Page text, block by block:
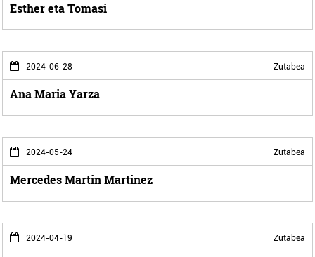
Esther eta Tomasi
2024-06-28 Zutabea
Ana Maria Yarza
2024-05-24 Zutabea
Mercedes Martin Martinez
2024-04-19 Zutabea